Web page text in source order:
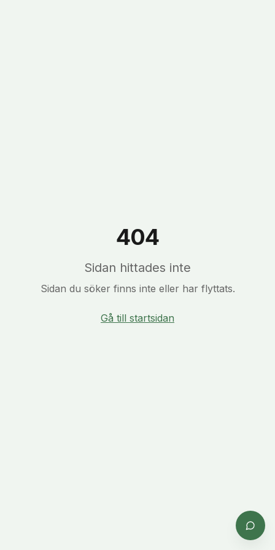
404
Sidan hittades inte
Sidan du söker finns inte eller har flyttats.
Gå till startsidan